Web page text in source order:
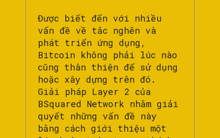
Được biết đến với nhiều
vấn đề về tắc nghẽn và
phát triển ứng dụng,
Bitcoin không phải lúc nào
cũng thân thiện để sử dụng
hoặc xây dựng trên đó.
Giải pháp Layer 2 của
BSquared Network nhằm giải
quyết những vấn đề này
bằng cách giới thiệu một